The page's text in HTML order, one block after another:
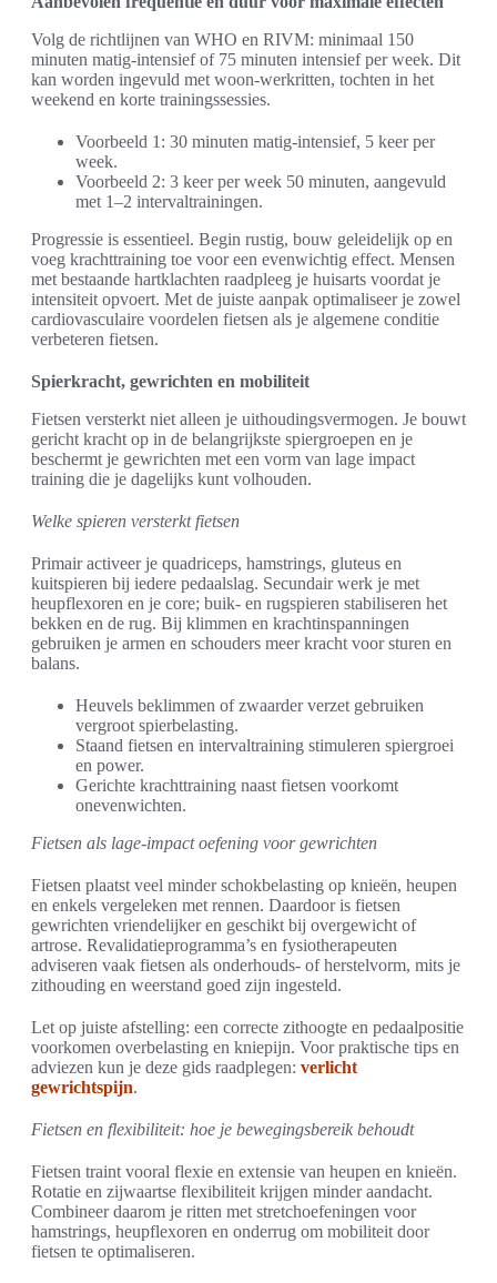
Volg de richtlijnen van WHO en RIVM: minimaal 150
minuten matig-intensief of 75 minuten intensief per week. Dit
kan worden ingevuld met woon-werkritten, tochten in het
weekend en korte trainingssessies.
Voorbeeld 1: 30 minuten matig-intensief, 5 keer per
week.
Voorbeeld 2: 3 keer per week 50 minuten, aangevuld
met 1–2 intervaltrainingen.
Progressie is essentieel. Begin rustig, bouw geleidelijk op en
voeg krachttraining toe voor een evenwichtig effect. Mensen
met bestaande hartklachten raadpleeg je huisarts voordat je
intensiteit opvoert. Met de juiste aanpak optimaliseer je zowel
cardiovasculaire voordelen fietsen als je algemene conditie
verbeteren fietsen.
Spierkracht, gewrichten en mobiliteit
Fietsen versterkt niet alleen je uithoudingsvermogen. Je bouwt
gericht kracht op in de belangrijkste spiergroepen en je
beschermt je gewrichten met een vorm van lage impact
training die je dagelijks kunt volhouden.
Welke spieren versterkt fietsen
Primair activeer je quadriceps, hamstrings, gluteus en
kuitspieren bij iedere pedaalslag. Secundair werk je met
heupflexoren en je core; buik- en rugspieren stabiliseren het
bekken en de rug. Bij klimmen en krachtinspanningen
gebruiken je armen en schouders meer kracht voor sturen en
balans.
Heuvels beklimmen of zwaarder verzet gebruiken
vergroot spierbelasting.
Staand fietsen en intervaltraining stimuleren spiergroei
en power.
Gerichte krachttraining naast fietsen voorkomt
onevenwichten.
Fietsen als lage-impact oefening voor gewrichten
Fietsen plaatst veel minder schokbelasting op knieën, heupen
en enkels vergeleken met rennen. Daardoor is fietsen
gewrichten vriendelijker en geschikt bij overgewicht of
artrose. Revalidatieprogramma’s en fysiotherapeuten
adviseren vaak fietsen als onderhouds- of herstelvorm, mits je
zithouding en weerstand goed zijn ingesteld.
Let op juiste afstelling: een correcte zithoogte en pedaalpositie
voorkomen overbelasting en kniepijn. Voor praktische tips en
adviezen kun je deze gids raadplegen: verlicht
gewrichtspijn.
Fietsen en flexibiliteit: hoe je bewegingsbereik behoudt
Fietsen traint vooral flexie en extensie van heupen en knieën.
Rotatie en zijwaartse flexibiliteit krijgen minder aandacht.
Combineer daarom je ritten met stretchoefeningen voor
hamstrings, heupflexoren en onderrug om mobiliteit door
fietsen te optimaliseren.